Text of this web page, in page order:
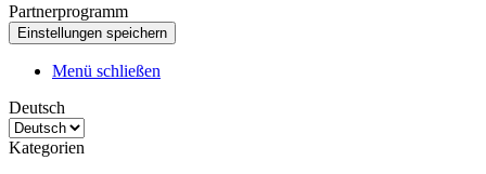
Partnerprogramm
Menü schließen
Deutsch
Kategorien